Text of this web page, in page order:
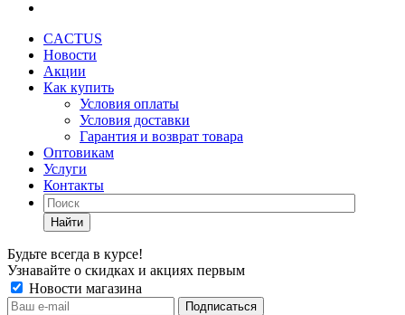
CACTUS
Новости
Акции
Как купить
Условия оплаты
Условия доставки
Гарантия и возврат товара
Оптовикам
Услуги
Контакты
Найти
Будьте всегда в курсе!
Узнавайте о скидках и акциях первым
Новости магазина